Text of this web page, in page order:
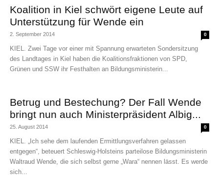
Koalition in Kiel schwört eigene Leute auf
Unterstützung für Wende ein
2. September 2014 0
KIEL. Zwei Tage vor einer mit Spannung erwarteten Sondersitzung
des Landtages in Kiel haben die Koalitionsfraktionen von SPD,
Grünen und SSW ihr Festhalten an Bildungsministerin...
Betrug und Bestechung? Der Fall Wende
bringt nun auch Ministerpräsident Albig...
25. August 2014 0
KIEL. „Ich sehe dem laufenden Ermittlungsverfahren gelassen
entgegen“, beteuert Schleswig-Holsteins parteilose Bildungsministerin
Waltraud Wende, die sich selbst gerne „Wara“ nennen lässt. Es werde
sich...